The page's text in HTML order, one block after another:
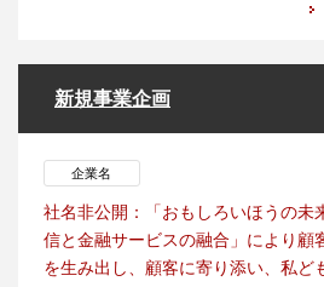
新規事業企画
企業名
社名非公開：「おもしろいほうの未
信と金融サービスの融合」により顧
を生み出し、顧客に寄り添い、私ど